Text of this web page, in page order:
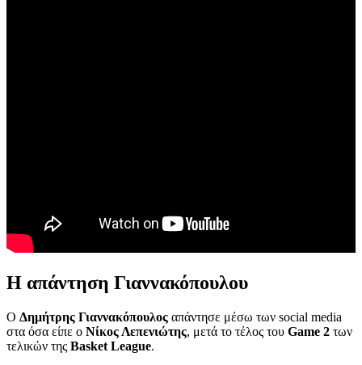
Η απάντηση Γιαννακόπουλου
Ο Δημήτρης Γιαννακόπουλος απάντησε μέσω των social media
στα όσα είπε ο Νίκος Λεπενιώτης, μετά το τέλος του Game 2 των
τελικών της Basket League.